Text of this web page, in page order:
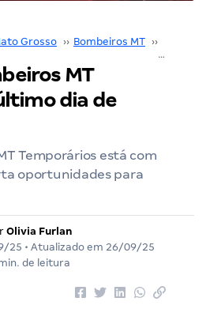
Grosso ›› Bombeiros MT ››
MT
dia de
Temporários está com
oportunidades para
Olivia Furlan
25 • Atualizado em 26/09/25
de leitura